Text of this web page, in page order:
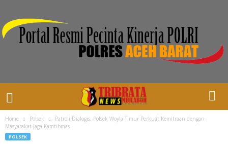
Home Polsek
Patroli Dialogis, Polsek Woyla Timur Perkuat Kemitraan dengan
Masyarakat Jaga Kamtibmas
POLSEK